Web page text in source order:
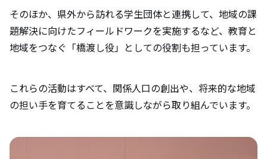
そのほか、県外から訪れる学生団体と連携して、地域の課
題解決に向けたフィールドワークを実施するなど、教育と
地域をつなぐ「橋渡し役」としての役割も担っています。
これらの活動はすべて、関係人口の創出や、将来的な地域
の担い手を育てることを意識しながら取り組んでいます。